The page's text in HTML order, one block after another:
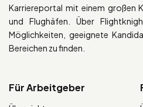
Karriereportal mit einem großen
und Flughäfen. Über
Möglichkeiten, geeignete
Bereichen zu finden.
Für Arbeitgeber